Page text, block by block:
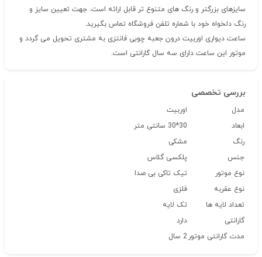
سایزهای بزرگتر و رنگ های متنوع تر قابل ارائه است. جهت تعیین سایز و
رنگ دلخواه خود با شماره تلفن فروشگاه تماس بگیرید.
ساعت دیواری اوربیت درون جعبه چوبی فانتزی به مشتری تحویل می گردد و
موتور این ساعت دارای سه سال گارانتی است.
بررسی تخصصی
مدل
اوربیت
ابعاد
30*30 سانتی متر
رنگ
مشکی
جنس
پلکسی گلاس
نوع موتور
تیک تاکی بی صدا
نوع عقربه
فلزی
تعداد لایه ها
تک لایه
گارانتی
دارد
مدت گارانتی موتور 2 سال